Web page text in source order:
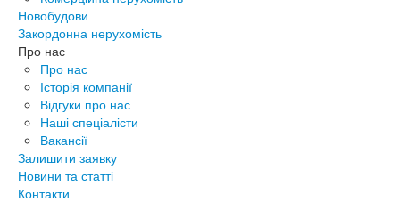
Новобудови
Закордонна нерухомість
Про нас
Про нас
Історія компанії
Відгуки про нас
Наші спеціалісти
Вакансії
Залишити заявку
Новини та статті
Контакти